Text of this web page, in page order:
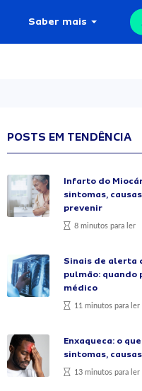
Saber mais
POSTS EM TENDÊNCIA
Infarto do
sintomas,
prevenir
8 minutos para ler
Sinais de alerta
pulmão: quando
médico
11 minutos para ler
Enxaqueca: o
sintomas,
13 minutos para ler